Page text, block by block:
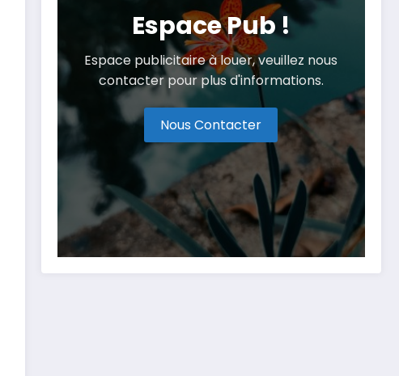
Espace Pub !
Espace publicitaire à louer, veuillez nous
contacter pour plus d'informations.
Nous Contacter